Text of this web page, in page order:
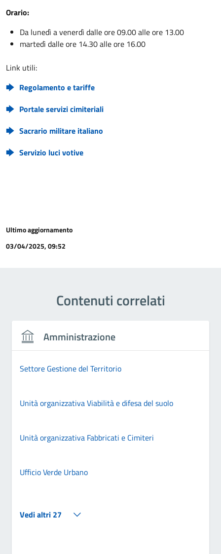
Orario:
Da lunedì a venerdì dalle ore 09.00 alle ore 13.00
martedì dalle ore 14.30 alle ore 16.00
Link utili:
Regolamento e tariffe
Portale servizi cimiteriali
Sacrario militare italiano
Servizio luci votive
Ultimo aggiornamento
03/04/2025, 09:52
Contenuti correlati
Amministrazione
Settore Gestione del Territorio
Unità organizzativa Viabilità e difesa del suolo
Unità organizzativa Fabbricati e Cimiteri
Ufficio Verde Urbano
Vedi altri 27